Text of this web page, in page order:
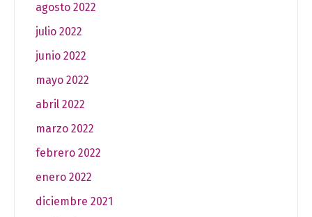
agosto 2022
julio 2022
junio 2022
mayo 2022
abril 2022
marzo 2022
febrero 2022
enero 2022
diciembre 2021